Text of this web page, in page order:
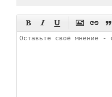
     